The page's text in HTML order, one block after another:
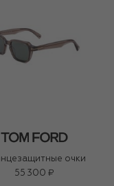
очки
55 300 ₽